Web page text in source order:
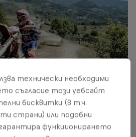
Lettenbichler
технически необходими
съгласие този уебсайт
бисквитки (в т.ч.
страни) или подобни
функционирането